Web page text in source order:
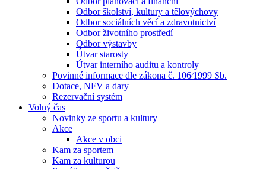
Odbor školství, kultury a tělovýchovy
Odbor sociálních věcí a zdravotnictví
Odbor životního prostředí
Odbor výstavby
Útvar starosty
Útvar interního auditu a kontroly
Povinné informace dle zákona č. 106⁄1999 Sb.
Dotace, NFV a dary
Rezervační systém
Volný čas
Novinky ze sportu a kultury
Akce
Akce v obci
Kam za sportem
Kam za kulturou